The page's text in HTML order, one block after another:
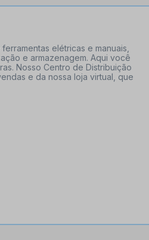
elétricas e manuais,
e armazenagem. Aqui você
Nosso Centro de Distribuição
e da nossa loja virtual, que